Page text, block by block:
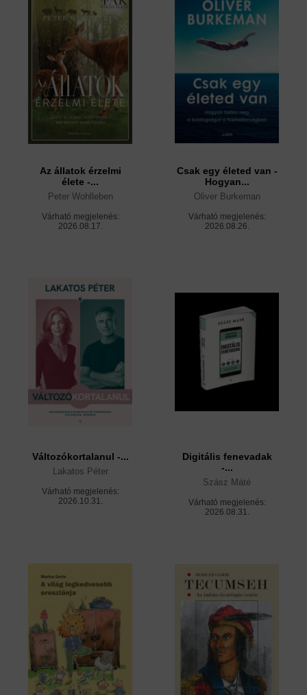
Az állatok érzelmi
élete -...
Peter Wohlleben
Várható megjelenés:
2026.08.17.
Csak egy életed van -
Hogyan...
Oliver Burkeman
Várható megjelenés:
2026.08.26.
Változókortalanul -...
Lakatos Péter
Várható megjelenés:
2026.10.31.
Digitális fenevadak
-...
Szász Máté
Várható megjelenés:
2026.08.31.